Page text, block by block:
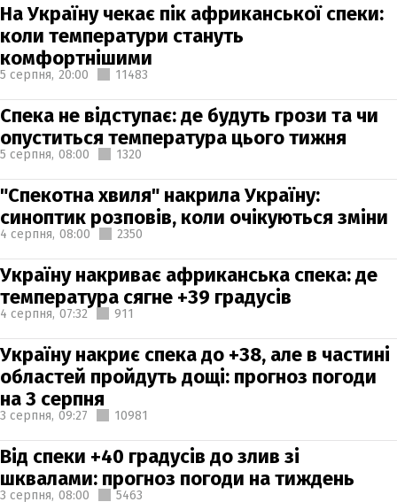
На Україну чекає пік африканської спеки:
коли температури стануть
комфортнішими
5 серпня, 20:00 11483
Спека не відступає: де будуть грози та чи
опуститься температура цього тижня
5 серпня, 08:00 1320
"Спекотна хвиля" накрила Україну:
синоптик розповів, коли очікуються зміни
4 серпня, 08:00 2350
Україну накриває африканська спека: де
температура сягне +39 градусів
4 серпня, 07:32 911
Україну накриє спека до +38, але в частині
областей пройдуть дощі: прогноз погоди
на 3 серпня
3 серпня, 09:27 10981
Від спеки +40 градусів до злив зі
шквалами: прогноз погоди на тиждень
3 серпня, 08:00 5463